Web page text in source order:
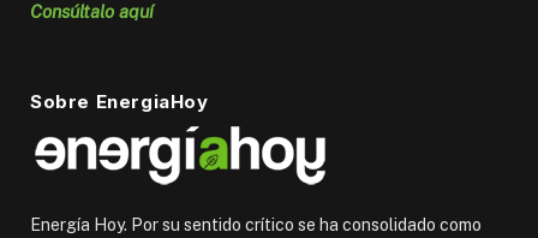
Consúltalo aquí
Sobre EnergiaHoy
Energía Hoy. Por su sentido crítico se ha consolidado como